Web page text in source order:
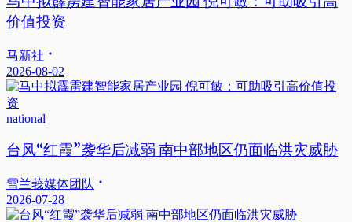
价值投资
马新社
2026-08-02
national
台风“红霞”袭华后减弱 南中部地区仍面临洪灾威胁
雪兰莪媒体团队
2026-07-28